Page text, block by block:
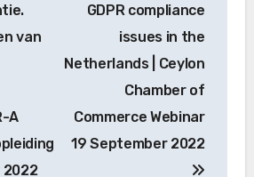
van
A
2022
GDPR compliance
issues in the
Netherlands | Ceylon
Chamber of
Commerce Webinar
19 September 2022